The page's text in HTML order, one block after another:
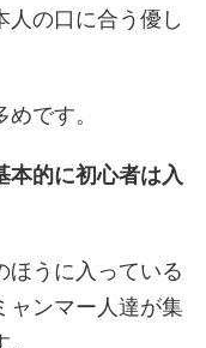
人の口に合う優し
です。
本的に初心者は入
ほうに入っている
ャンマー人達が集